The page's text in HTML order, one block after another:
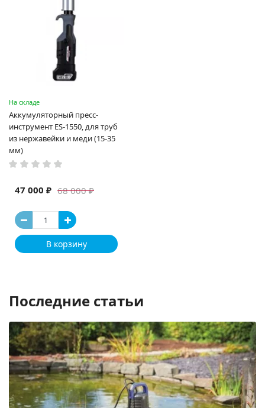
На складе
Аккумуляторный пресс-
инструмент ES-1550, для труб
из нержавейки и меди (15-35
мм)
68 000 ₽
47 000 ₽
В корзину
Последние статьи